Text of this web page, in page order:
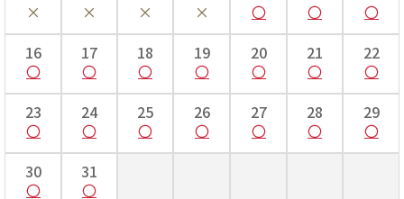
16 17 18 19 20 21 22
23 24 25 26 27 28 29
30 31